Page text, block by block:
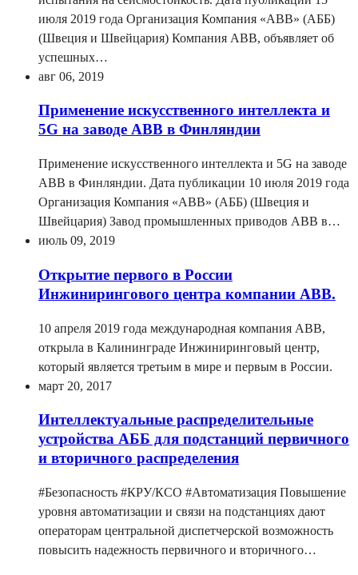
июля 2019 года Организация Компания «ABB» (АББ)
(Швеция и Швейцария) Компания ABB, объявляет об
успешных…
авг 06, 2019
Применение искусственного интеллекта и
5G на заводе ABB в Финляндии
Применение искусственного интеллекта и 5G на заводе
ABB в Финляндии. Дата публикации 10 июля 2019 года
Организация Компания «ABB» (АББ) (Швеция и
Швейцария) Завод промышленных приводов ABB в…
июль 09, 2019
Открытие первого в России
Инжинирингового центра компании АВВ.
10 апреля 2019 года международная компания АВВ,
открыла в Калининграде Инжиниринговый центр,
который является третьим в мире и первым в России.
март 20, 2017
Интеллектуальные распределительные
устройства АББ для подстанций первичного
и вторичного распределения
#Безопасность #КРУ/КСО #Автоматизация Повышение
уровня автоматизации и связи на подстанциях дают
операторам центральной диспетчерской возможность
повысить надежность первичного и вторичного…